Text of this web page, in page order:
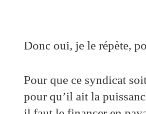
Donc oui, je le répète,
Pour que ce syndicat
pour qu’il ait la